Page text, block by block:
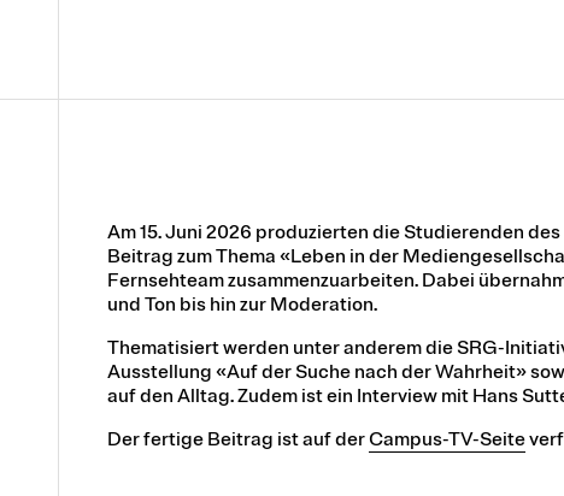
Am 15. Juni 2026 produzierten die Studierenden
Beitrag zum Thema «Leben in der
Fernsehteam zusammenzuarbeiten. Dabei
und Ton bis hin zur Moderation.
Thematisiert werden unter anderem die SRG-
Ausstellung «Auf der Suche nach der Wahrheit»
auf den Alltag. Zudem ist ein Interview mit Hans
Der fertige Beitrag ist auf derCampus-TV-Seite